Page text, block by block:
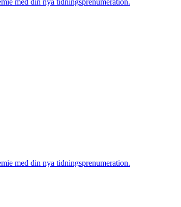
med din nya tidningsprenumeration.
med din nya tidningsprenumeration.